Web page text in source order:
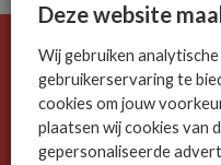
De ICT-wereld is
Meld je nu aan voor de MSP
Deze website
Wij gebruiken
gebruikerservaring te
cookies om jouw
plaatsen wij cookies van
gepersonaliseerde